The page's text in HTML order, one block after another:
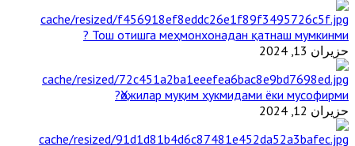
Тош отишга меҳмонхонадан қатнаш мумкинми ?
حزيران 13, 2024
Ҳожилар муқим ҳукмидами ёки мусофирми?
حزيران 12, 2024